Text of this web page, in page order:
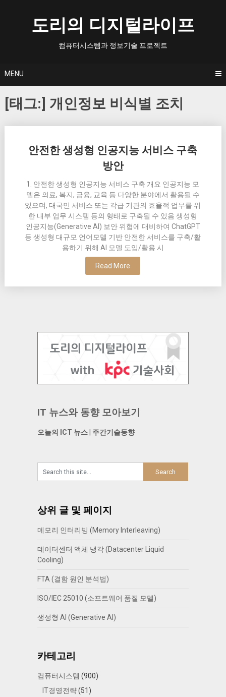
도리의 디지털라이프
컴퓨터시스템과 정보기술 프로젝트
MENU
[태그:] 개인정보 비식별 조치
안전한 생성형 인공지능 서비스 구축
방안
1. 안전한 생성형 인공지능 서비스 구축 개요 인공지능 모
델은 의료, 복지, 금융, 교육 등 다양한 분야에서 활용될 수
있으며, 대국민 서비스 또는 각급 기관의 효율적 업무를 위
한 내부 업무 시스템 등의 형태로 구축될 수 있음 생성형
인공지능(Generative AI) 보안 위협에 대비하여 ChatGPT
등 생성형 대규모 언어모델 기반 안전한 서비스를 구축/활
용하기 위해 AI 모델 도입/활용 시
Read More
navigation
IT 뉴스와 동향 모아보기
오늘의 ICT 뉴스| 주간기술동향
상위 글 및 페이지
메모리 인터리빙 (Memory Interleaving)
데이터센터 액체 냉각 (Datacenter Liquid
Cooling)
FTA (결함 원인 분석법)
ISO/IEC 25010 (소프트웨어 품질 모델)
생성형 AI (Generative AI)
카테고리
컴퓨터시스템 (900)
IT경영전략(51)